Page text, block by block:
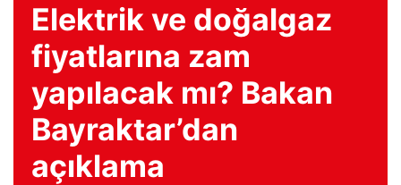
Elektrik ve doğalgaz
fiyatlarına zam
yapılacak mı? Bakan
Bayraktar’dan
açıklama